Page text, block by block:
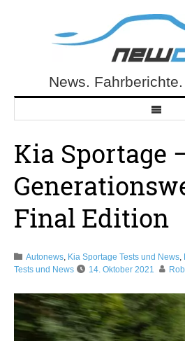
NewCarz.deNews.
Kia Sportage
Final Edition
Autonews, Kia Sportage Tests und News,
Tests und News
14. Oktober 2021